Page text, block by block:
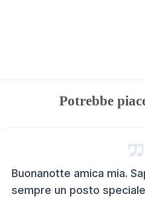
Potrebbe
Buonanotte amica mia.
sempre un posto